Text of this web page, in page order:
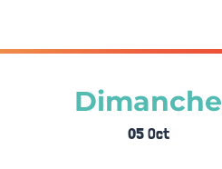
Dimanche
05 Oct